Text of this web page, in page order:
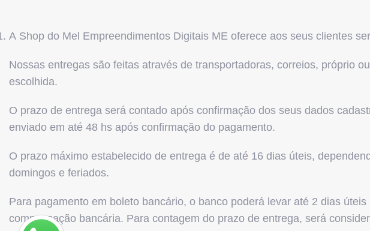
A Shop do Mel Empreendimentos Digitais ME oferece aos seus clientes
Nossas entregas são feitas através de transportadoras, correios, próprio
escolhida.
O prazo de entrega será contado após confirmação dos seus dados
enviado em até 48 hs após confirmação do pagamento.
O prazo máximo estabelecido de entrega é de até 16 dias úteis,
domingos e feriados.
Para pagamento em boleto bancário, o banco poderá levar até 2 dias
compensação bancária. Para contagem do prazo de entrega, será